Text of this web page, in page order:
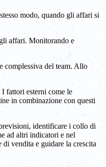
modo, quando gli affari si
affari. Monitorando e
complessiva del team. Allo
fattori esterni come le
in combinazione con questi
identificare i collo di
ad altri indicatori e nel
vendita e guidare la crescita